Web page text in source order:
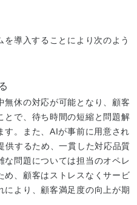
導入することにより次のよう
無休の対応が可能となり、顧客
とで、待ち時間の短縮と問題解
す。また、AIが事前に用意され
供するため、一貫した対応品質
な問題については担当のオペレ
め、顧客はストレスなくサービ
により、顧客満足度の向上が期